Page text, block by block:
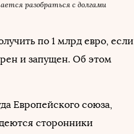
разобраться с долгами
по 1 млрд евро, если
и запущен. Об этом
Европейского союза,
сторонники